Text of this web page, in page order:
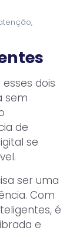
dois
sem
de
se
ser uma
Com
é
e